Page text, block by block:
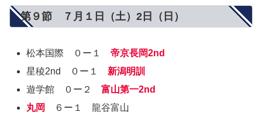
第９節 ７月１日（土）2日（日）
松本国際 ０ー１帝京長岡2nd
星稜2nd ０ー１ 新潟明訓
遊学館 ０ー２富山第一2nd
丸岡
６ー１ 龍谷富山